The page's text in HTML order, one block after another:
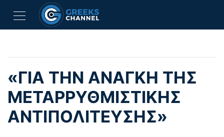
«ΓΙΑ ΤΗΝ ΑΝΑΓΚΗ ΤΗΣ
ΜΕΤΑΡΡΥΘΜΙΣΤΙΚΗΣ
ΑΝΤΙΠΟΛΙΤΕΥΣΗΣ»